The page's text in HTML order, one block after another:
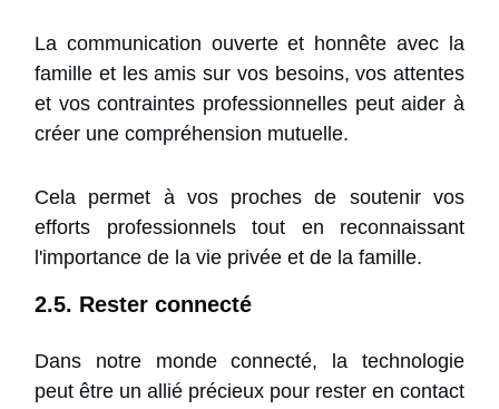
La communication ouverte et honnête avec la
famille et les amis sur vos besoins, vos attentes
et vos contraintes professionnelles peut aider à
créer une compréhension mutuelle.
Cela permet à vos proches de soutenir vos
efforts professionnels tout en reconnaissant
l'importance de la vie privée et de la famille.
2.5. Rester connecté
Dans notre monde connecté, la technologie
peut être un allié précieux pour rester en contact